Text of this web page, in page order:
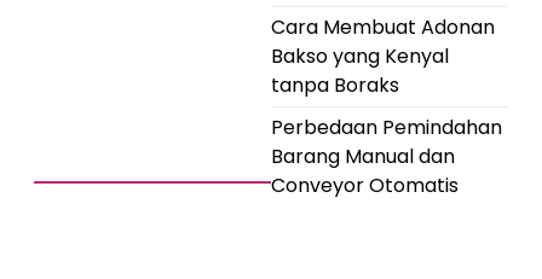
Cara Membuat Adonan
Bakso yang Kenyal
tanpa Boraks
Perbedaan Pemindahan
Barang Manual dan
Conveyor Otomatis